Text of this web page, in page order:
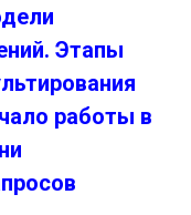
Этапы
работы в